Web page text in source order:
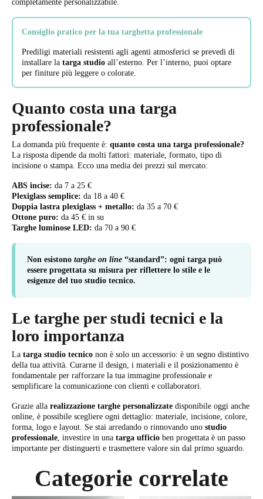
completamente personalizzabile.
Consiglio pratico per la tua targhetta professionale
Prediligi materiali resistenti agli agenti atmosferici se prevedi di
installare la targa studioall’esterno. Per l’interno, puoi optare
per finiture più leggere o colorate.
Quanto costa una targa
professionale?
La domanda più frequente è: quanto costa una targa professionale?
La risposta dipende da molti fattori: materiale, formato, tipo di
incisione o stampa. Ecco una media dei prezzi sul mercato:
ABS incise: da 7 a 25 €
Plexiglass semplice: da 18 a 40 €
Doppia lastra plexiglass + metallo: da 35 a 70 €
Ottone puro: da 45 € in su
Targhe luminose LED: da 70 a 90 €
Non esistono targhe on line “standard”: ogni targa può
essere progettata su misura per riflettere lo stile e le
esigenze del tuo studio tecnico.
Le targhe per studi tecnici e la
loro importanza
La targa studio tecnico non è solo un accessorio: è un segno distintivo
della tua attività. Curarne il design, i materiali e il posizionamento è
fondamentale per rafforzare la tua immagine professionale e
semplificare la comunicazione con clienti e collaboratori.
Grazie alla realizzazione targhe personalizzate disponibile oggi anche
online, è possibile scegliere ogni dettaglio: materiale, incisione, colore,
forma, logo e layout. Se stai arredando o rinnovando uno studio
professionale, investire in una targa ufficio ben progettata è un passo
importante per distinguerti e trasmettere valore sin dal primo sguardo.
Categorie correlate